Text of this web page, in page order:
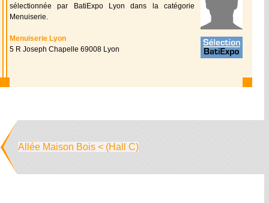
sélectionnée par BatiExpo Lyon dans la catégorie
Menuiserie.
Menuiserie Lyon
5 R Joseph Chapelle 69008 Lyon
Allée Maison Bois < (Hall C)